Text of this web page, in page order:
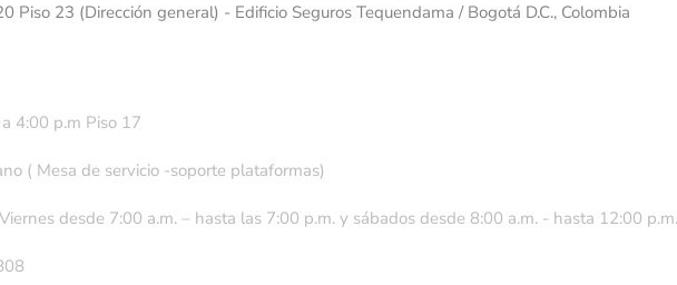
Piso 23 (Dirección general) - Edificio Seguros Tequendama / Bogotá D.C., Colombia
4:00 p.m Piso 17
( Mesa de servicio -soporte plataformas)
desde 7:00 a.m. – hasta las 7:00 p.m. y sábados desde 8:00 a.m. - hasta 12:00 p.m.